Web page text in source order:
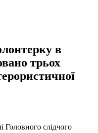
в
трьох
слідчого